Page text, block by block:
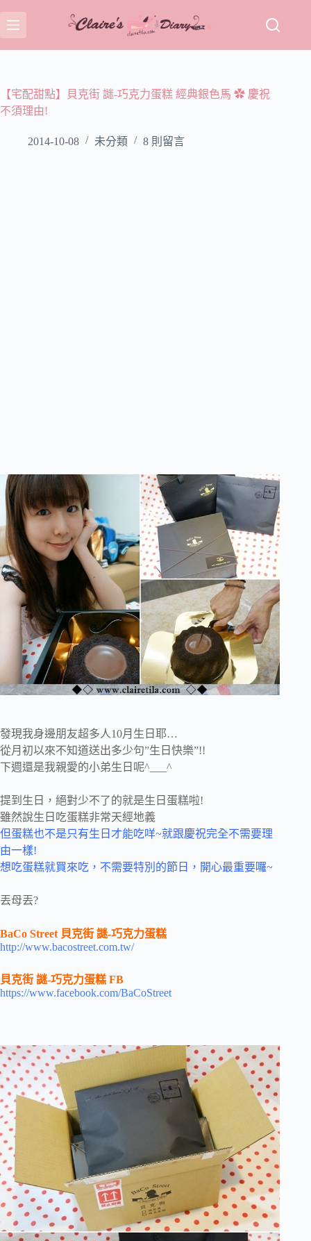
至
主
容【宅配甜點】貝克街 謎-巧克力蛋糕 經典銀色馬 ✿ 慶祝
不須理由!
2014-10-08 未分類 8 則留言
發現我身邊朋友超多人10月生日耶…
從月初以來不知道送出多少句”生日快樂”!!
下週還是我親愛的小弟生日呢^___^
提到生日，絕對少不了的就是生日蛋糕啦!
雖然說生日吃蛋糕非常天經地義
但蛋糕也不是只有生日才能吃咩~就跟慶祝完全不需要理
由一樣!
想吃蛋糕就買來吃，不需要特別的節日，開心最重要囉~
丟母丟?
BaCo Street 貝克街 謎-巧克力蛋糕
http://www.bacostreet.com.tw/
貝克街 謎-巧克力蛋糕 FB
https://www.facebook.com/BaCoStreet